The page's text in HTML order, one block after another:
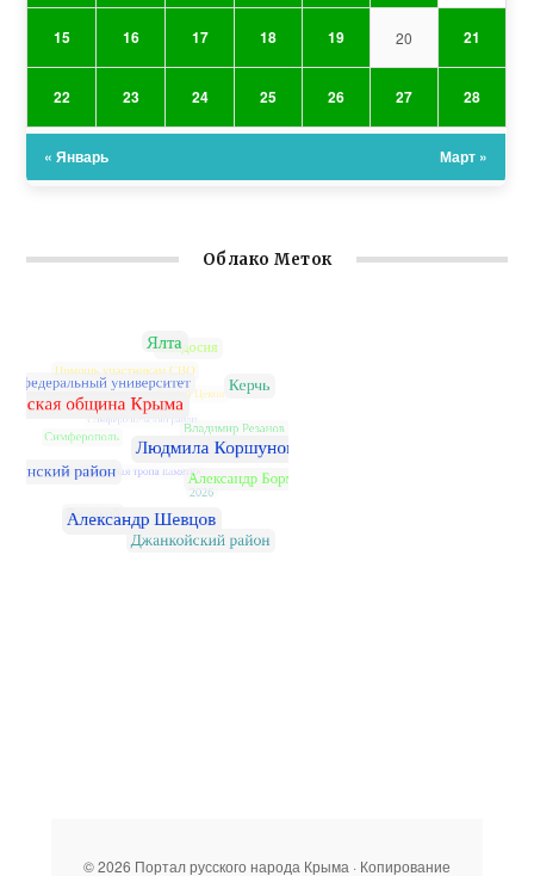
15 16 17 18 19 20 21
22 23 24 25 26 27 28
« Январь Март »
Облако Меток
© 2026 Портал русского народа Крыма · Копирование